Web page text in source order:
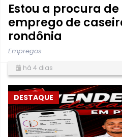
Estou a procura
emprego de
rondônia
Empregos
há 4 dias
DESTAQUE